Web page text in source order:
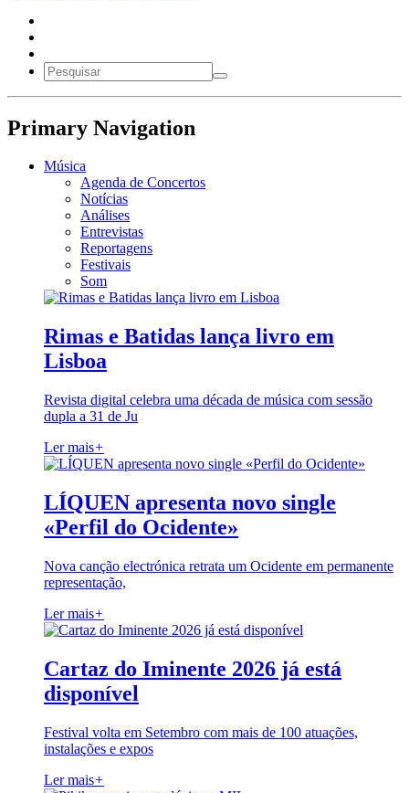
Primary Navigation
Música
Agenda de Concertos
Notícias
Análises
Entrevistas
Reportagens
Festivais
Som
Rimas e Batidas lança livro em
Lisboa
Revista digital celebra uma década de música com sessão
dupla a 31 de Ju
Ler mais+
LÍQUEN apresenta novo single
«Perfil do Ocidente»
Nova canção electrónica retrata um Ocidente em permanente
representação,
Ler mais+
Cartaz do Iminente 2026 já está
disponível
Festival volta em Setembro com mais de 100 atuações,
instalações e expos
Ler mais+